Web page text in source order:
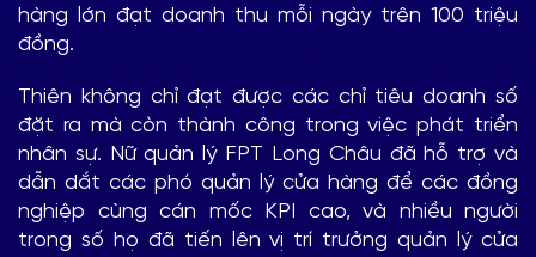
hàng lớn đạt doanh thu mỗi ngày trên 100 triệu
đồng.
Thiên không chỉ đạt được các chỉ tiêu doanh số
đặt ra mà còn thành công trong việc phát triển
nhân sự. Nữ quản lý FPT Long Châu đã hỗ trợ và
dẫn dắt các phó quản lý cửa hàng để các đồng
nghiệp cùng cán mốc KPI cao, và nhiều người
trong số họ đã tiến lên vị trí trưởng quản lý cửa